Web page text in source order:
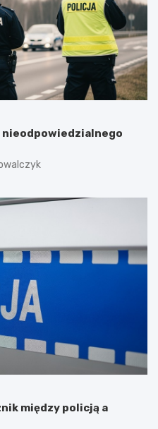
nieodpowiedzialnego
między policją a